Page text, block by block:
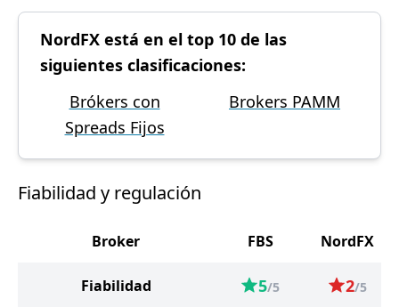
NordFX está en el top 10 de las
siguientes clasificaciones:
Brókers con
Spreads Fijos
Brokers PAMM
Fiabilidad y regulación
Broker FBS NordFX
Fiabilidad 5/5 2/5